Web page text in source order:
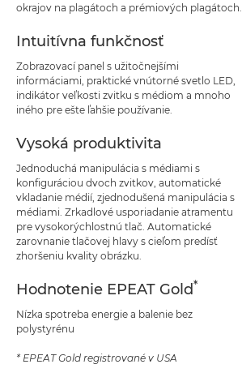
okrajov na plagátoch a prémiových plagátoch.
Intuitívna funkčnosť
Zobrazovací panel s užitočnejšími
informáciami, praktické vnútorné svetlo LED,
indikátor veľkosti zvitku s médiom a mnoho
iného pre ešte ľahšie používanie.
Vysoká produktivita
Jednoduchá manipulácia s médiami s
konfiguráciou dvoch zvitkov, automatické
vkladanie médií, zjednodušená manipulácia s
médiami. Zrkadlové usporiadanie atramentu
pre vysokorýchlostnú tlač. Automatické
zarovnanie tlačovej hlavy s cieľom predísť
zhoršeniu kvality obrázku.
Hodnotenie EPEAT Gold*
Nízka spotreba energie a balenie bez
polystyrénu
* EPEAT Gold registrované v USA